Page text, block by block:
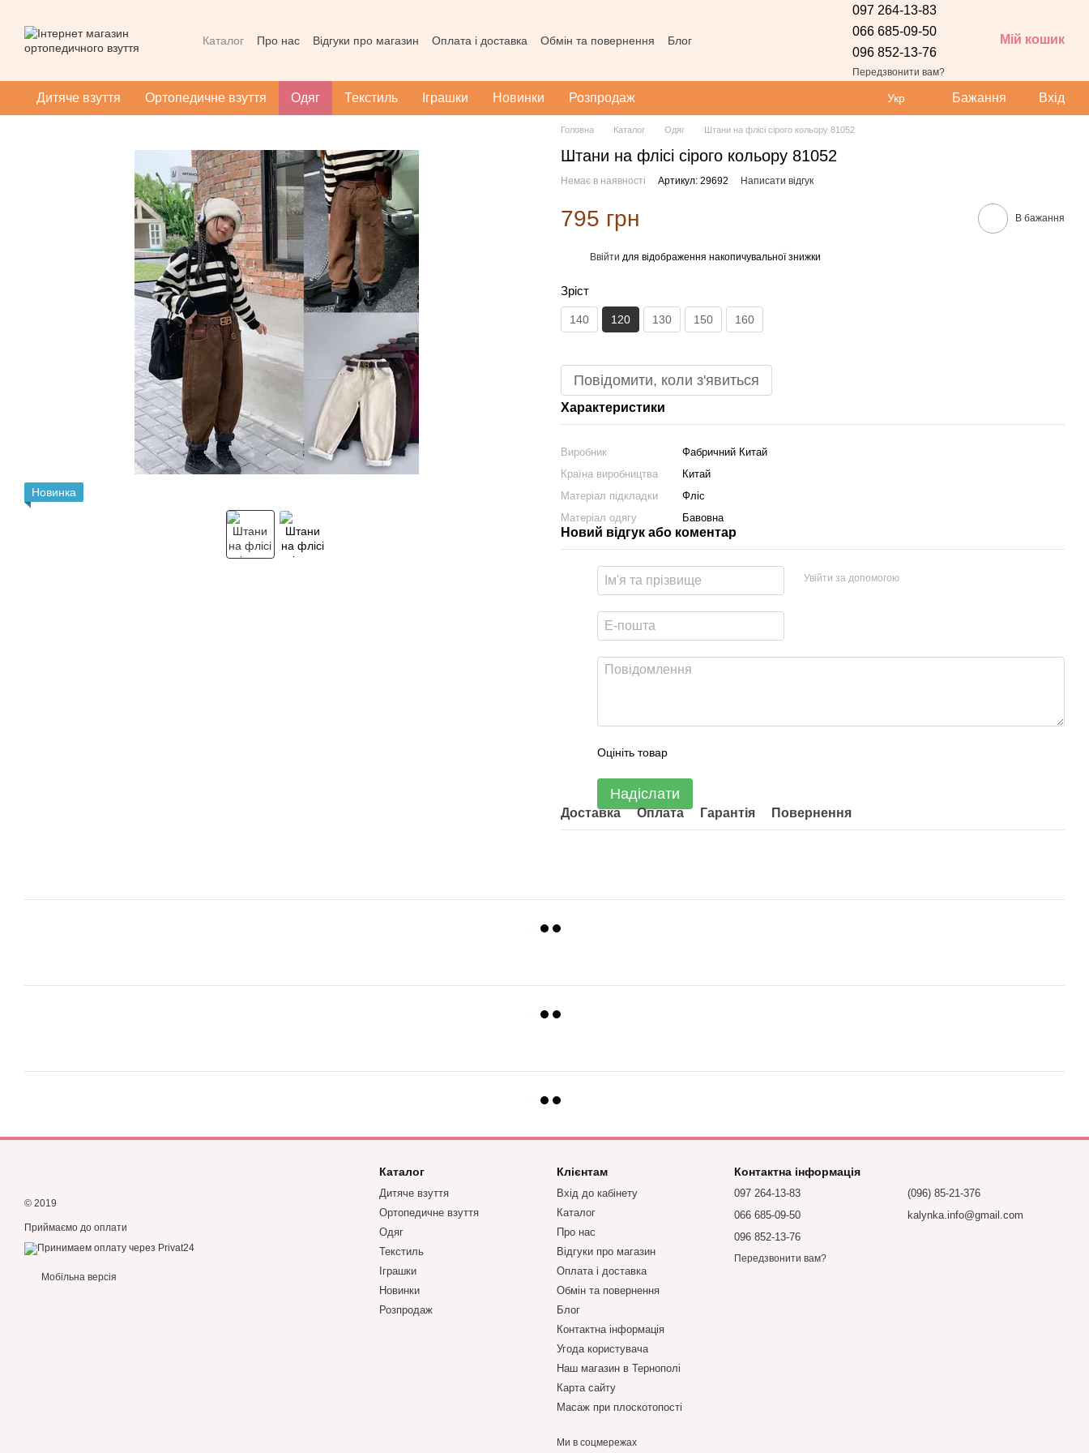
Каталог Про нас Відгуки про магазин Оплата і доставка Обмін та повернення
Блог
097 264-13-83
066 685-09-50
096 852-13-76
Передзвонити вам?
Мій кошик
Дитяче взуття Ортопедичне взуття Одяг Текстиль Іграшки Новинки Розпродаж Укр Бажання Вхід
Новинка
Головна Каталог Одяг Штани на флісі сірого кольору 81052
Штани на флісі сірого кольору 81052
Немає в наявності Артикул: 29692 Написати відгук
795 грн В бажання
Ввійти для відображення накопичувальної знижки
Зріст
140 120 130 150 160
Повідомити, коли з'явиться
Характеристики
Виробник
Фабричний Китай
Країна виробництва
Китай
Матеріал підкладки
Фліс
Матеріал одягу
Бавовна
Новий відгук або коментар
Увійти за допомогою
Оцініть товар
Надіслати
Доставка Оплата Гарантія Повернення
© 2019
Приймаємо до оплати
Мобільна версія
Каталог
Дитяче взуття
Ортопедичне взуття
Одяг
Текстиль
Іграшки
Новинки
Розпродаж
Клієнтам
Вхід до кабінету
Каталог
Про нас
Відгуки про магазин
Оплата і доставка
Обмін та повернення
Блог
Контактна інформація
Угода користувача
Наш магазин в Тернополі
Карта сайту
Масаж при плоскотопості
Ми в соцмережах
Контактна інформація
097 264-13-83
066 685-09-50
096 852-13-76
Передзвонити вам?
(096) 85-21-376
kalynka.info@gmail.com